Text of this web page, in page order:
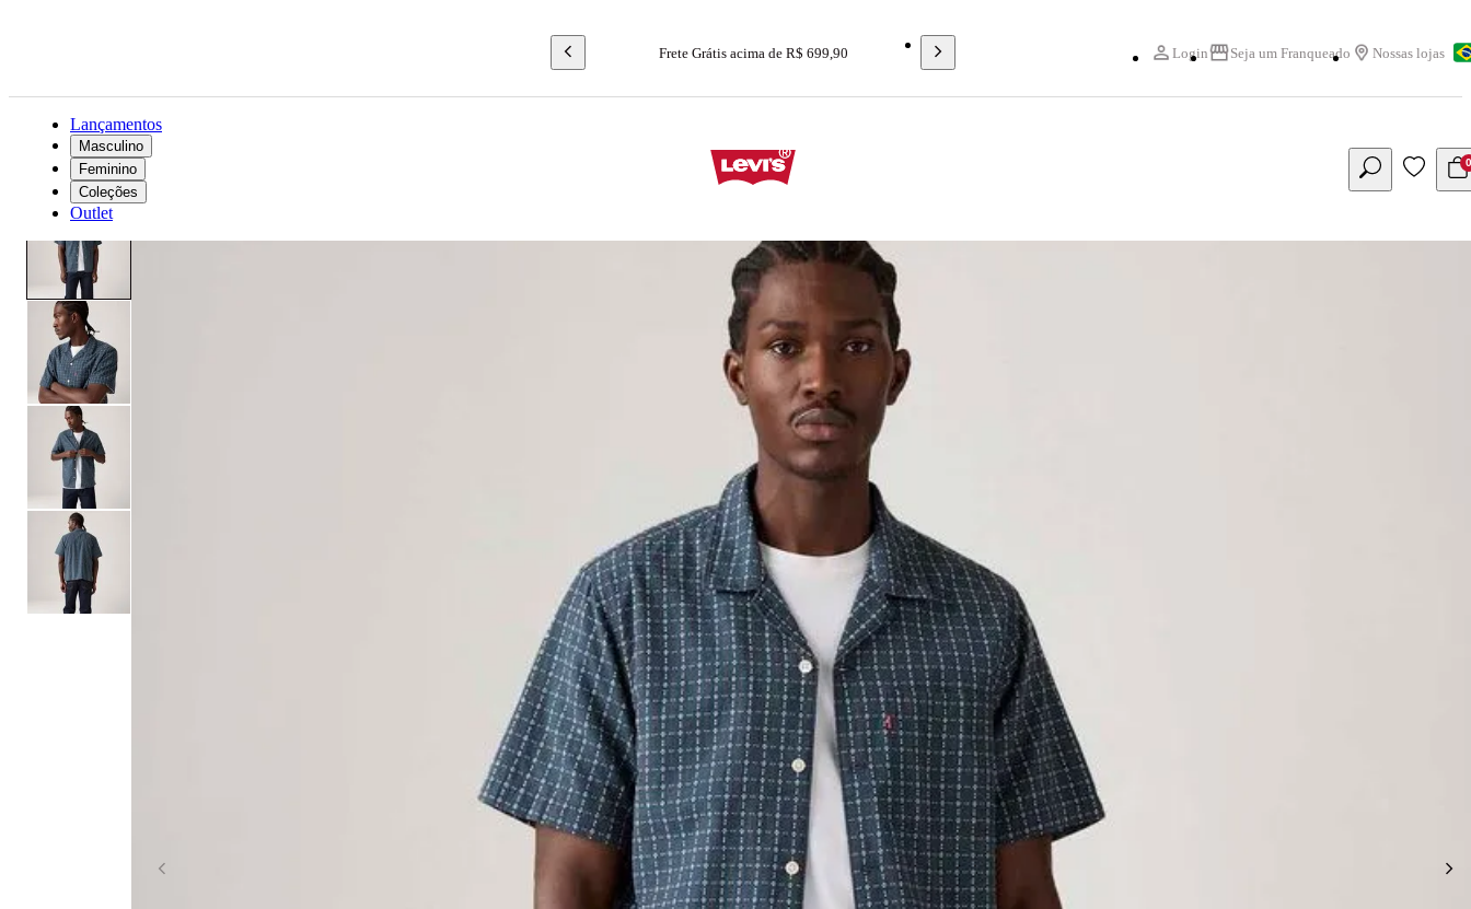
Frete Grátis acima de R$ 699,90 Login Seja um Franqueado Nossas lojas
Lançamentos
Masculino
Feminino
Coleções
Outlet
0
Masculino